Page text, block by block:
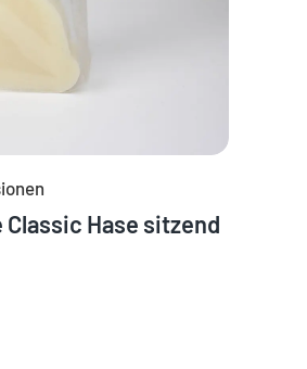
Hase sitzend